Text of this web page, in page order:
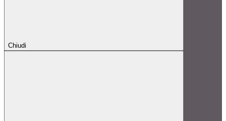
Chiudi